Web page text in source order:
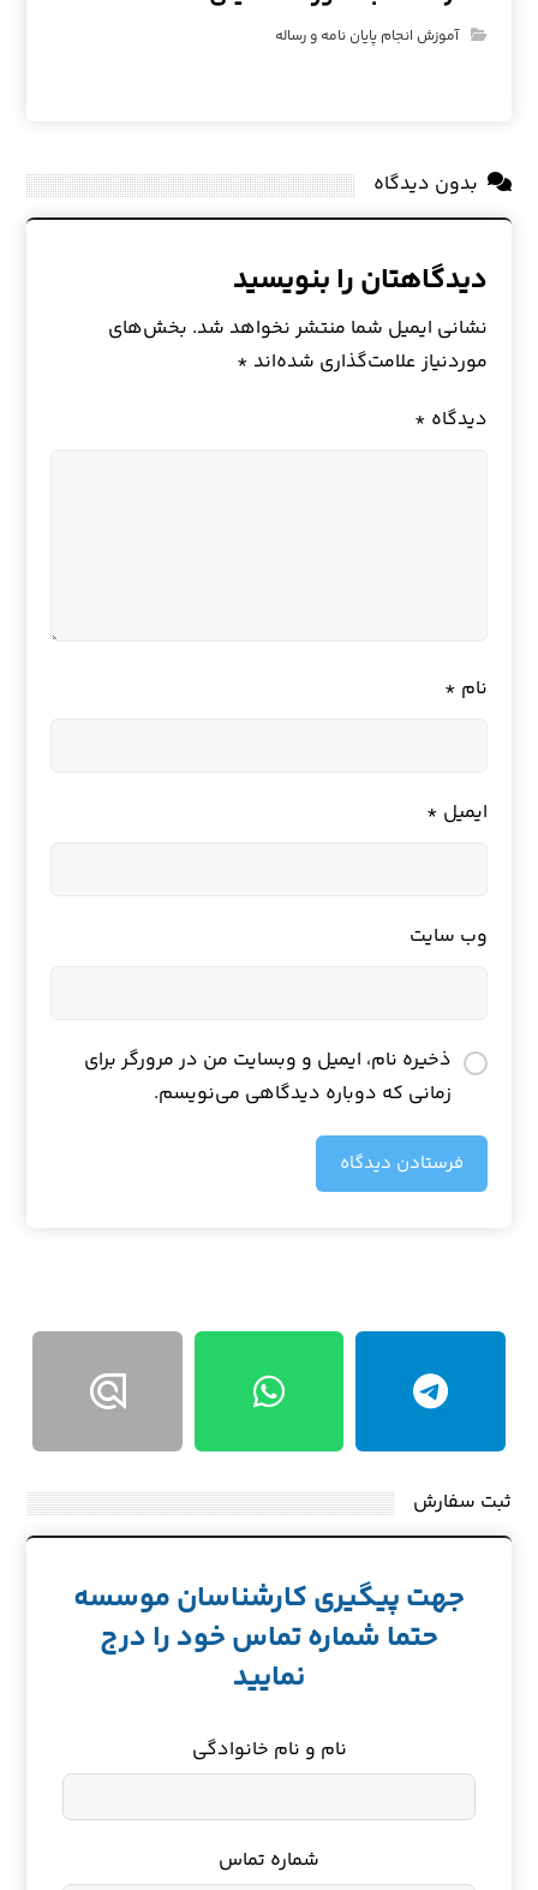
آموزش انجام پایان نامه و رساله
بدون دیدگاه
دیدگاهتان را بنویسید
نشانی ایمیل شما منتشر نخواهد شد. بخش‌های
موردنیاز علامت‌گذاری شده‌اند *
دیدگاه *
نام *
ایمیل *
وب‌ سایت
ذخیره نام، ایمیل و وبسایت من در مرورگر برای
زمانی که دوباره دیدگاهی می‌نویسم.
فرستادن دیدگاه
ثبت سفارش
جهت پیگیری کارشناسان موسسه
حتما شماره تماس خود را درج
نمایید
نام و نام خانوادگی
شماره تماس